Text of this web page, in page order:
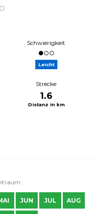
Schwierigkeit
Leicht
Strecke
1.6
Distanz in km
JUN JUL AUG